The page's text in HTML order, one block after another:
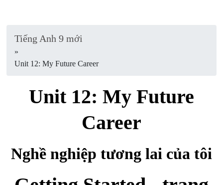
Tiếng Anh 9 mới
»
Unit 12: My Future Career
Unit 12: My Future
Career
Nghề nghiệp tương lai của tôi